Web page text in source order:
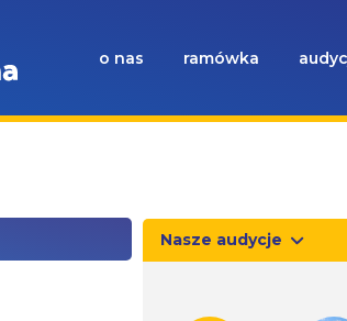
o nas ramówka
Nasze audycje